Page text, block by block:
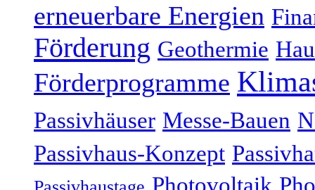
erneuerbare Energien
Förderung Geothermie
Förderprogramme
Passivhäuser Messe-Bauen
Passivhaus-Konzept